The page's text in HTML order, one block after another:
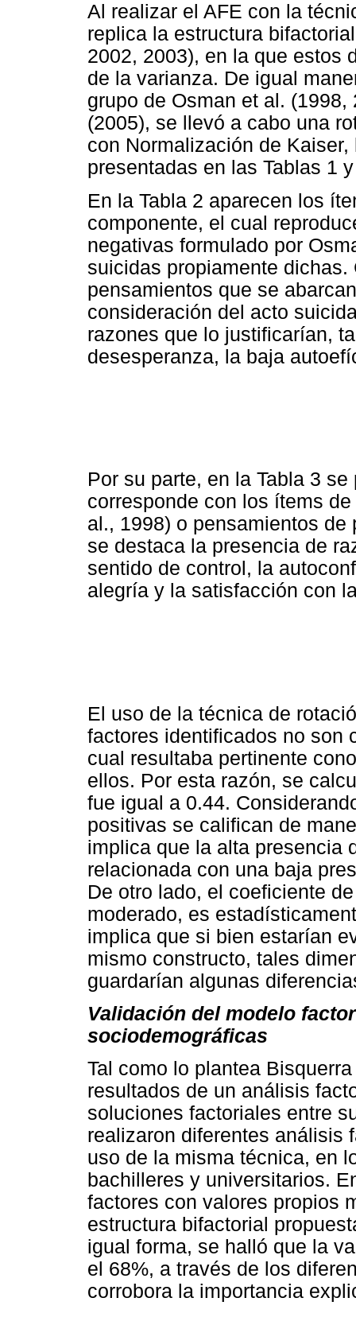
Al realizar el AFE con la
replica la estructura
2002, 2003), en la que estos
de la varianza. De igual
grupo de Osman et al.
(2005), se llevó a cabo una
con Normalización de
presentadas en las Tablas 1
En la Tabla 2 aparecen los
componente, el cual
negativas formulado por
suicidas propiamente
pensamientos que se
consideración del acto
razones que lo justificarían,
desesperanza, la baja
Por su parte, en la Tabla 3
corresponde con los ítems
al., 1998) o pensamientos
se destaca la presencia de
sentido de control, la
alegría y la satisfacción con
El uso de la técnica de
factores identificados no son
cual resultaba pertinente
ellos. Por esta razón, se
fue igual a 0.44.
positivas se califican de
implica que la alta presencia
relacionada con una baja
De otro lado, el coeficiente
moderado, es
implica que si bien estarían
mismo constructo, tales
guardarían algunas
Validación del modelo
sociodemográficas
Tal como lo plantea
resultados de un análisis
soluciones factoriales entre
realizaron diferentes análisis
uso de la misma técnica, en
bachilleres y universitarios.
factores con valores propios
estructura bifactorial
igual forma, se halló que la
el 68%, a través de los
corrobora la importancia